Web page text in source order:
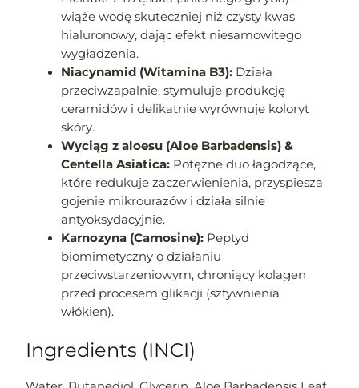
wiąże wodę skuteczniej niż czysty kwas
hialuronowy, dając efekt niesamowitego
wygładzenia.
Niacynamid (Witamina B3): Działa
przeciwzapalnie, stymuluje produkcję
ceramidów i delikatnie wyrównuje koloryt
skóry.
Wyciąg z aloesu (Aloe Barbadensis) &
Centella Asiatica: Potężne duo łagodzące,
które redukuje zaczerwienienia, przyspiesza
gojenie mikrourazów i działa silnie
antyoksydacyjnie.
Karnozyna (Carnosine): Peptyd
biomimetyczny o działaniu
przeciwstarzeniowym, chroniący kolagen
przed procesem glikacji (sztywnienia
włókien).
Ingredients (INCI)